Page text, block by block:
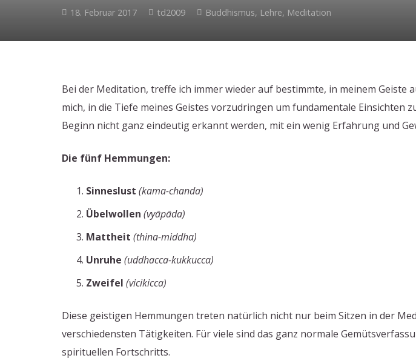
18. Februar 2017 td2009 Buddhismus, Lehre, Meditation
Bei der Meditation, treffe ich immer wieder auf bestimmte, in meinem Geiste
mich, in die Tiefe meines Geistes vorzudringen um fundamentale Einsichten
Beginn nicht ganz eindeutig erkannt werden, mit ein wenig Erfahrung und
Die fünf Hemmungen:
Sinneslust (kama-chanda)
Übelwollen (vyāpāda)
Mattheit (thina-middha)
Unruhe (uddhacca-kukkucca)
Zweifel (vicikicca)
Diese geistigen Hemmungen treten natürlich nicht nur beim Sitzen in der
verschiedensten Tätigkeiten. Für viele sind das ganz normale
spirituellen Fortschritts.